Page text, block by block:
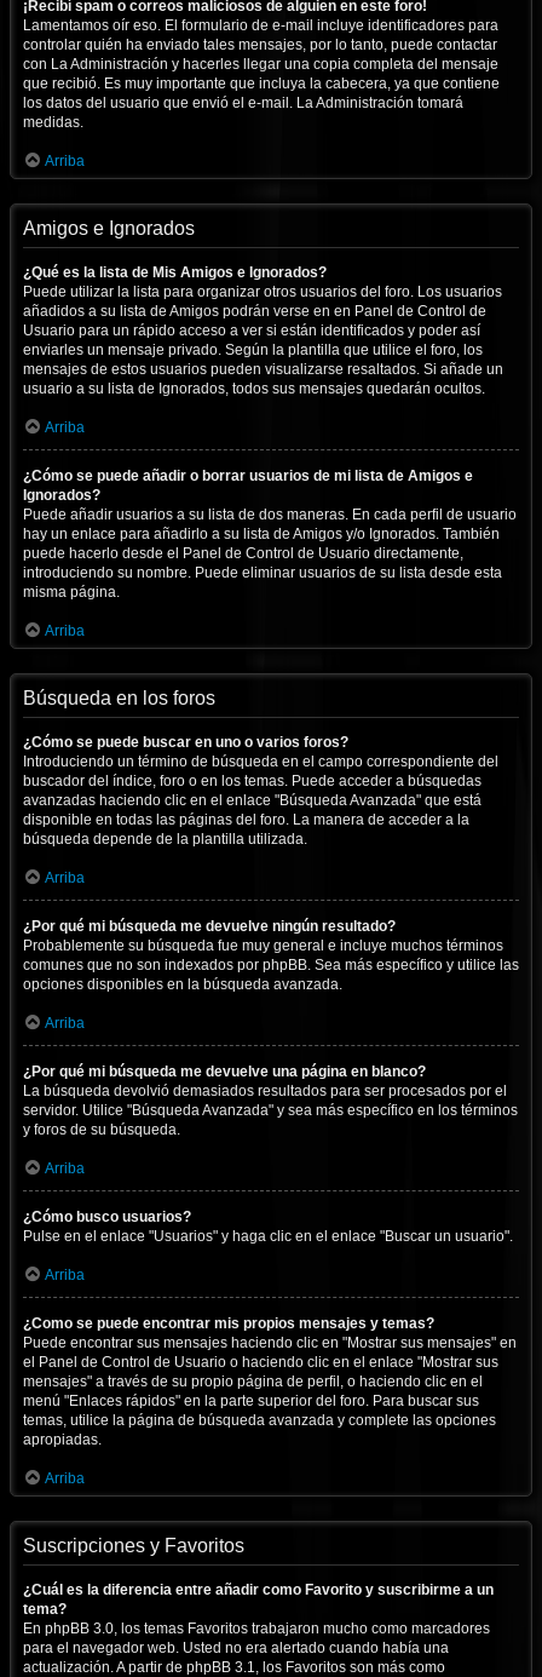
¡Recibí spam o correos maliciosos de alguien en este foro!
Lamentamos oír eso. El formulario de e-mail incluye identificadores para
controlar quién ha enviado tales mensajes, por lo tanto, puede contactar
con La Administración y hacerles llegar una copia completa del mensaje
que recibió. Es muy importante que incluya la cabecera, ya que contiene
los datos del usuario que envió el e-mail. La Administración tomará
medidas.
Arriba
Amigos e Ignorados
¿Qué es la lista de Mis Amigos e Ignorados?
Puede utilizar la lista para organizar otros usuarios del foro. Los usuarios
añadidos a su lista de Amigos podrán verse en en Panel de Control de
Usuario para un rápido acceso a ver si están identificados y poder así
enviarles un mensaje privado. Según la plantilla que utilice el foro, los
mensajes de estos usuarios pueden visualizarse resaltados. Si añade un
usuario a su lista de Ignorados, todos sus mensajes quedarán ocultos.
Arriba
¿Cómo se puede añadir o borrar usuarios de mi lista de Amigos e
Ignorados?
Puede añadir usuarios a su lista de dos maneras. En cada perfil de usuario
hay un enlace para añadirlo a su lista de Amigos y/o Ignorados. También
puede hacerlo desde el Panel de Control de Usuario directamente,
introduciendo su nombre. Puede eliminar usuarios de su lista desde esta
misma página.
Arriba
Búsqueda en los foros
¿Cómo se puede buscar en uno o varios foros?
Introduciendo un término de búsqueda en el campo correspondiente del
buscador del índice, foro o en los temas. Puede acceder a búsquedas
avanzadas haciendo clic en el enlace "Búsqueda Avanzada" que está
disponible en todas las páginas del foro. La manera de acceder a la
búsqueda depende de la plantilla utilizada.
Arriba
¿Por qué mi búsqueda me devuelve ningún resultado?
Probablemente su búsqueda fue muy general e incluye muchos términos
comunes que no son indexados por phpBB. Sea más específico y utilice las
opciones disponibles en la búsqueda avanzada.
Arriba
¿Por qué mi búsqueda me devuelve una página en blanco?
La búsqueda devolvió demasiados resultados para ser procesados por el
servidor. Utilice "Búsqueda Avanzada" y sea más específico en los términos
y foros de su búsqueda.
Arriba
¿Cómo busco usuarios?
Pulse en el enlace "Usuarios" y haga clic en el enlace "Buscar un usuario".
Arriba
¿Como se puede encontrar mis propios mensajes y temas?
Puede encontrar sus mensajes haciendo clic en "Mostrar sus mensajes" en
el Panel de Control de Usuario o haciendo clic en el enlace "Mostrar sus
mensajes" a través de su propio página de perfil, o haciendo clic en el
menú "Enlaces rápidos" en la parte superior del foro. Para buscar sus
temas, utilice la página de búsqueda avanzada y complete las opciones
apropiadas.
Arriba
Suscripciones y Favoritos
¿Cuál es la diferencia entre añadir como Favorito y suscribirme a un
tema?
En phpBB 3.0, los temas Favoritos trabajaron mucho como marcadores
para el navegador web. Usted no era alertado cuando había una
actualización. A partir de phpBB 3.1, los Favoritos son más como